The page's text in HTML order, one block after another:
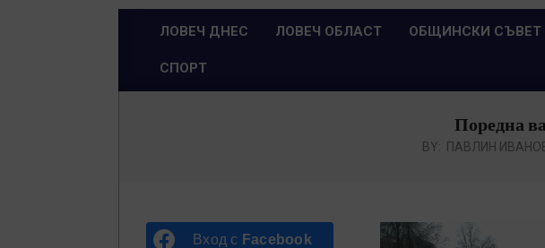
Primary
ЛОВЕЧ ДНЕС ЛОВЕЧ ОБЛАСТ ОБЩИНСКИ СЪВЕТ
СПОРТ
Поредна
BY: ПАВЛИН
Вход с Facebook